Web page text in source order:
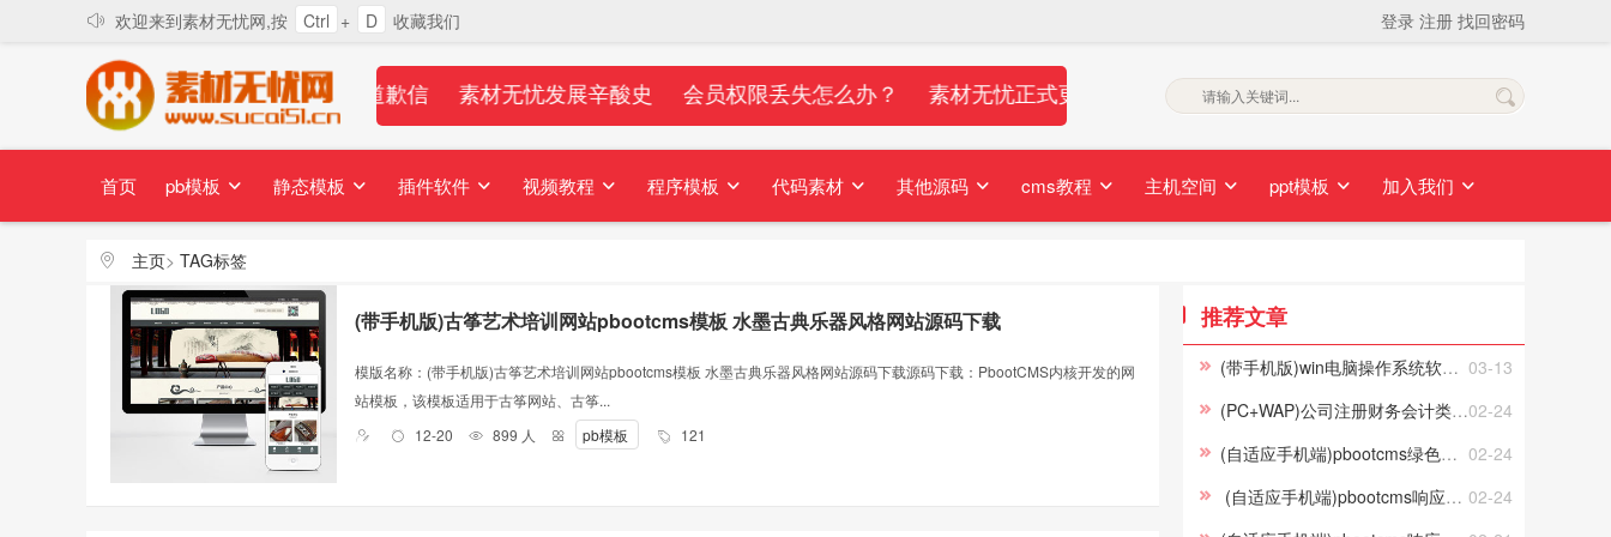
欢迎来到素材无忧网,按 Ctrl + D 收藏我们 登录 注册 找回密码
素材无忧对所有站长和会员的道歉信 素材无忧发展辛酸史 会员权限丢失怎么办？ 素材无忧正式更换为：素材无忧网 素材无忧也正式更换新域名：
首页 pb模板 静态模板 插件软件 视频教程 程序模板 代码素材 其他源码 cms教程 主机空间 ppt模板 加入我们
主页> TAG标签
(带手机版)古筝艺术培训网站pbootcms模板 水墨古典乐器风格网站源码下载
模版名称：(带手机版)古筝艺术培训网站pbootcms模板 水墨古典乐器风格网站源码下载源码下载：PbootCMS内核开发的网
站模板，该模板适用于古筝网站、古筝...
12-20
899 人 pb模板 121
推荐文章
03-13
(带手机版)win电脑操作系统软件IT软件下载网站易优CMS模板下载
02-24
(PC+WAP)公司注册财务会计类网站pbootcms模板 蓝色律师公证网站源码下载
02-24
(自适应手机端)pbootcms绿色园林建筑艺术网站模板 花卉园艺网站源码下载
02-24
(自适应手机端)pbootcms响应式刷卡机POS机网站模板 无线支付设备网站源码